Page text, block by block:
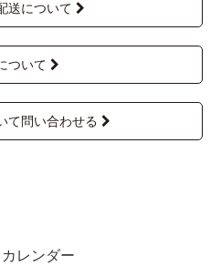
送について
ついて
て問い合わせる
レンダー